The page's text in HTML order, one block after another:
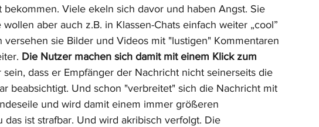
Viele ekeln sich davor und haben Angst. Sie
aber auch z.B. in Klassen-Chats einfach weiter „cool”
sie Bilder und Videos mit "lustigen" Kommentaren
Die Nutzer machen sich damit mit einem Klick zum
dass er Empfänger der Nachricht nicht seinerseits die
beabsichtigt. Und schon "verbreitet" sich die Nachricht mit
und wird damit einem immer größeren
das ist strafbar. Und wird akribisch verfolgt. Die